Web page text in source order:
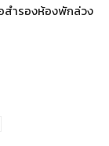
สำรองห้องพักล่วง